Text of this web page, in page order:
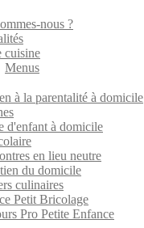
nous ?
cuisine
Menus
à la parentalité à domicile
d'enfant à domicile
en lieu neutre
du domicile
culinaires
Petit Bricolage
Pro Petite Enfance